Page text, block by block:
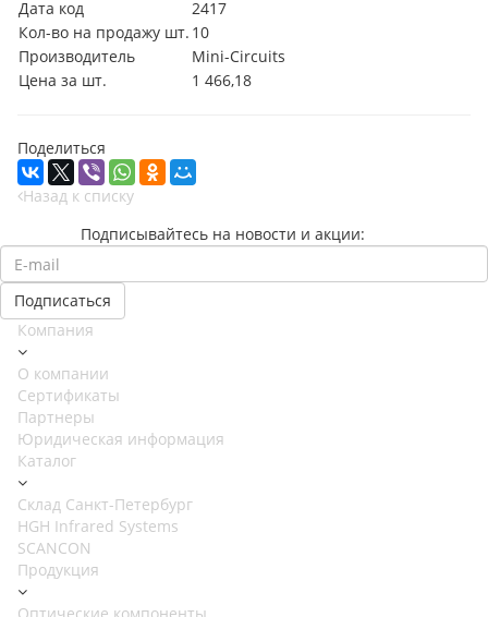
Дата код
2417
Кол-во на продажу шт. 10
Производитель
Mini-Circuits
Цена за шт.
1 466,18
Поделиться
Назад к списку
Подписывайтесь на новости и акции:
Компания
О компании
Сертификаты
Партнеры
Юридическая информация
Каталог
Cклад Санкт-Петербург
HGH Infrared Systems
SCANCON
Продукция